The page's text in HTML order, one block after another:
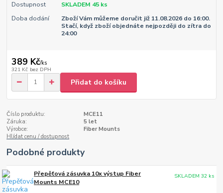
Dostupnost
SKLADEM 45 ks
Doba dodání
Zboží Vám můžeme doručit již 11.08.2026 do 16:00.
Stačí, když zboží objednáte nejpozději do zítra do
24:00
389 Kč/ks
321 Kč bez DPH
Přidat do košíku
Číslo produktu:
MCE11
Záruka:
5 let
Výrobce:
Fiber Mounts
Hlídat cenu / dostupnost
Podobné produkty
Přepěťová zásuvka 10x výstup Fiber
Mounts MCE10
SKLADEM 32 ks